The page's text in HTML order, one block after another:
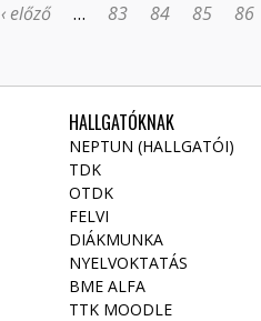
‹ előző … 83 84 85 86
HALLGATÓKNAK
NEPTUN (HALLGATÓI)
TDK
OTDK
FELVI
DIÁKMUNKA
NYELVOKTATÁS
BME ALFA
TTK MOODLE